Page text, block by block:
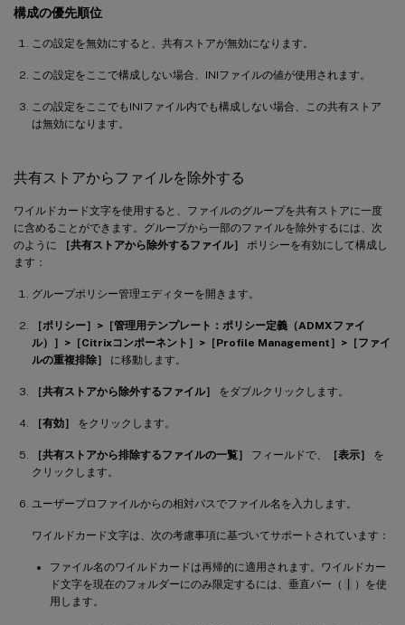
構成の優先順位
この設定を無効にすると、共有ストアが無効になります。
この設定をここで構成しない場合、INIファイルの値が使用されます。
この設定をここでもINIファイル内でも構成しない場合、この共有ストア
は無効になります。
共有ストアからファイルを除外する
ワイルドカード文字を使用すると、ファイルのグループを共有ストアに一度
に含めることができます。グループから一部のファイルを除外するには、次
のように
［共有ストアから除外するファイル］
ポリシーを有効にして構成し
ます：
グループポリシー管理エディターを開きます。
［ポリシー］>［管理用テンプレート：ポリシー定義（ADMXファイ
ル）］>［Citrixコンポーネント］>［Profile Management］>［ファイ
ルの重複排除］
に移動します。
［共有ストアから除外するファイル］ をダブルクリックします。
［有効］ をクリックします。
［共有ストアから排除するファイルの一覧］ フィールドで、 ［表示］
を
クリックします。
ユーザープロファイルからの相対パスでファイル名を入力します。
ワイルドカード文字は、次の考慮事項に基づいてサポートされています：
ファイル名のワイルドカードは再帰的に適用されます。ワイルドカー
ド文字を現在のフォルダーにのみ限定するには、垂直バー（
）を使
用します。